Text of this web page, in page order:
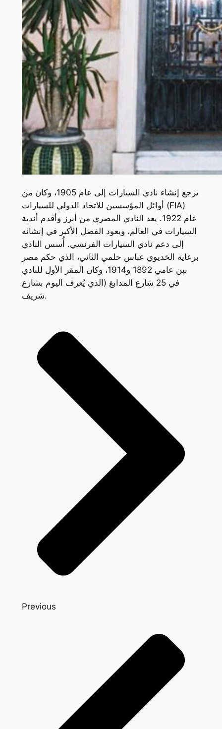
يرجع إنشاء نادي السيارات إلى عام 1905، وكان من
أوائل المؤسسين للاتحاد الدولي للسيارات (FIA)
عام 1922. يعد النادي المصري من أبرز وأقدم أندية
السيارات في العالم، ويعود الفضل الأكبر في إنشائه
إلى دعم نادي السيارات الفرنسي. أُسس النادي
برعاية الخديوي عباس حلمي الثاني، الذي حكم مصر
بين عامي 1892 و1914، وكان المقر الأول للنادي
في 25 شارع المدابغ (الذي يُعرف اليوم بشارع
شريف.
Previous